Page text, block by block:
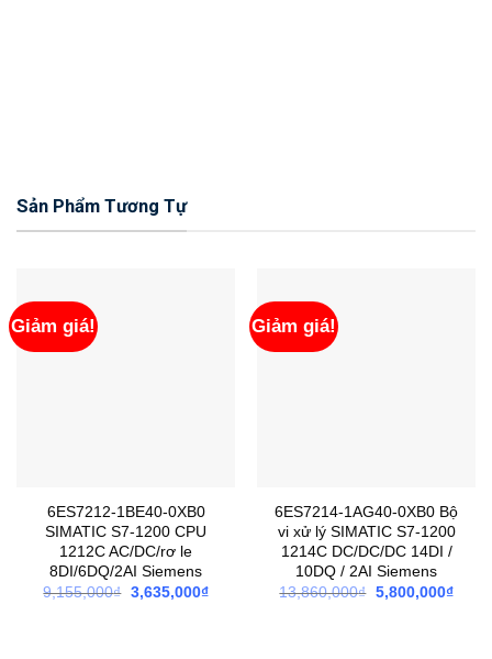
Sản Phẩm Tương Tự
Giảm giá!
6ES7212-1BE40-0XB0
SIMATIC S7-1200 CPU
1212C AC/DC/rơ le
8DI/6DQ/2AI Siemens
9,155,000₫ Giá
3,635,000₫Giá
Giảm giá!
6ES7214-1AG40-0XB0 Bộ
vi xử lý SIMATIC S7-1200
1214C DC/DC/DC 14DI /
10DQ / 2AI Siemens
13,860,000₫ Giá
5,800,000₫Giá